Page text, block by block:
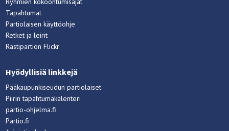
Tapahtumat
Partiolaisen käyttöohje
Retket ja leirit
Rastipartion Flickr
Hyödyllisiä linkkejä
Pääkaupunkiseudun partiolaiset
Piirin tapahtumakalenteri
partio-ohjelma.fi
Partio.fi